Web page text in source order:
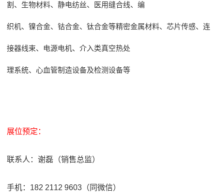
割、生物材料、静电纺丝、医用缝合线、编
织机、镍合金、钴合金、钛合金等精密金属材料、芯片传感、连
接器线束、电源电机、介入类真空热处
理系统、心血管制造设备及检测设备等
展位预定：
联系人：谢磊（销售总监）
手机：182 2112 9603（同微信）